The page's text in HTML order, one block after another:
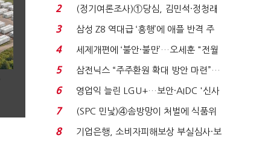
청래 '초접전'...
2
(정기여론조사)①당심, 김민석·정청래
'초접전'…대통령 ...
3
삼성 Z8 역대급 ‘흥행’에 애플 반격 주
목…9월 ‘폴...
4
세제개편에 ‘불안·불만’…오세훈 "전월
세 구하기 더 ...
5
삼전닉스 “주주환원 확대 방안 마련”…
로이터에 성명...
6
영업익 늘린 LGU+…보안·AIDC '신사
업 드라이브'...
7
(SPC 민낯)④솜방망이 처벌에 식품위
생법 위반 반복...
8
기업은행, 소비자피해보상 부실심사·보